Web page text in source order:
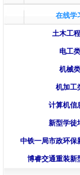
在线学
土木工
电工类
机械类
机加工
计算机信
新型学徒
中铁一局市政环保
博睿交通重装新